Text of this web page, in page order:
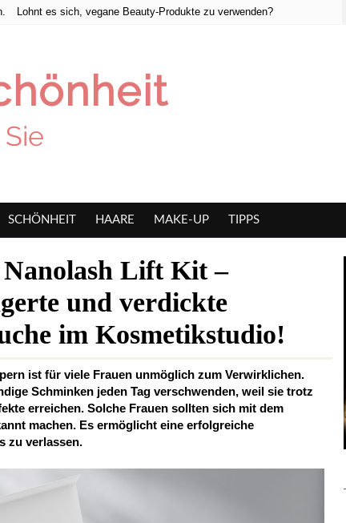
Lohnt es sich, vegane Beauty-Produkte zu verwenden?
SCHÖNHEIT HAARE MAKE-UP TIPPS
Lift Kit –
und verdickte
im Kosmetikstudio!
ist für viele Frauen unmöglich zum Verwirklichen.
Schminken jeden Tag verschwenden, weil sie trotz
erreichen. Solche Frauen sollten sich mit dem
machen. Es ermöglicht eine erfolgreiche
zu verlassen.